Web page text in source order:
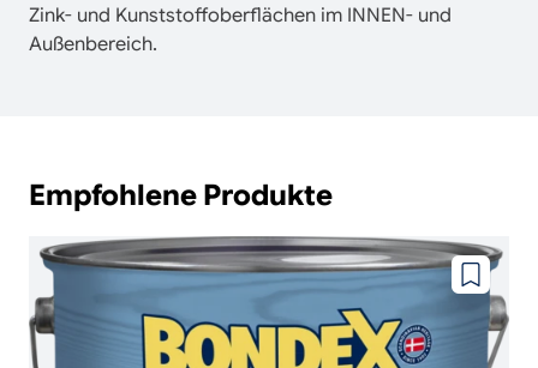
Zink- und Kunststoffoberflächen im INNEN- und
Außenbereich.
Empfohlene Produkte
Zu